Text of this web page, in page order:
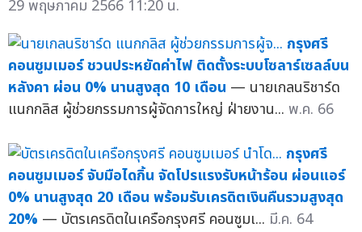
29 พฤษภาคม 2566 11:20 น.
กรุงศรี
คอนซูมเมอร์ ชวนประหยัดค่าไฟ ติดตั้งระบบโซลาร์เซลล์บน
หลังคา ผ่อน 0% นานสูงสุด 10 เดือน — นายเกลนริชาร์ด
แนกกลิส ผู้ช่วยกรรมการผู้จัดการใหญ่ ฝ่ายงาน... พ.ค. 66
กรุงศรี
คอนซูมเมอร์ จับมือไดกิ้น จัดโปรแรงรับหน้าร้อน ผ่อนแอร์
0% นานสูงสุด 20 เดือน พร้อมรับเครดิตเงินคืนรวมสูงสุด
20% — บัตรเครดิตในเครือกรุงศรี คอนซูมเ... มี.ค. 64